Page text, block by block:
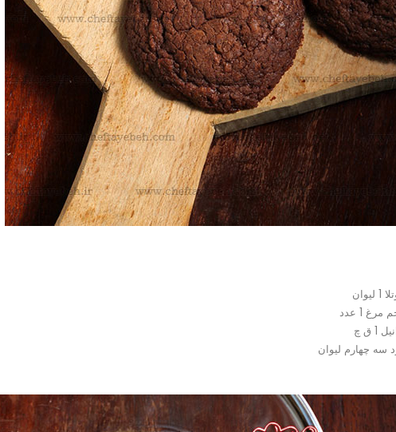
لیوان
مرغ 1 عدد
1 ق چ
سه چهارم لیوان